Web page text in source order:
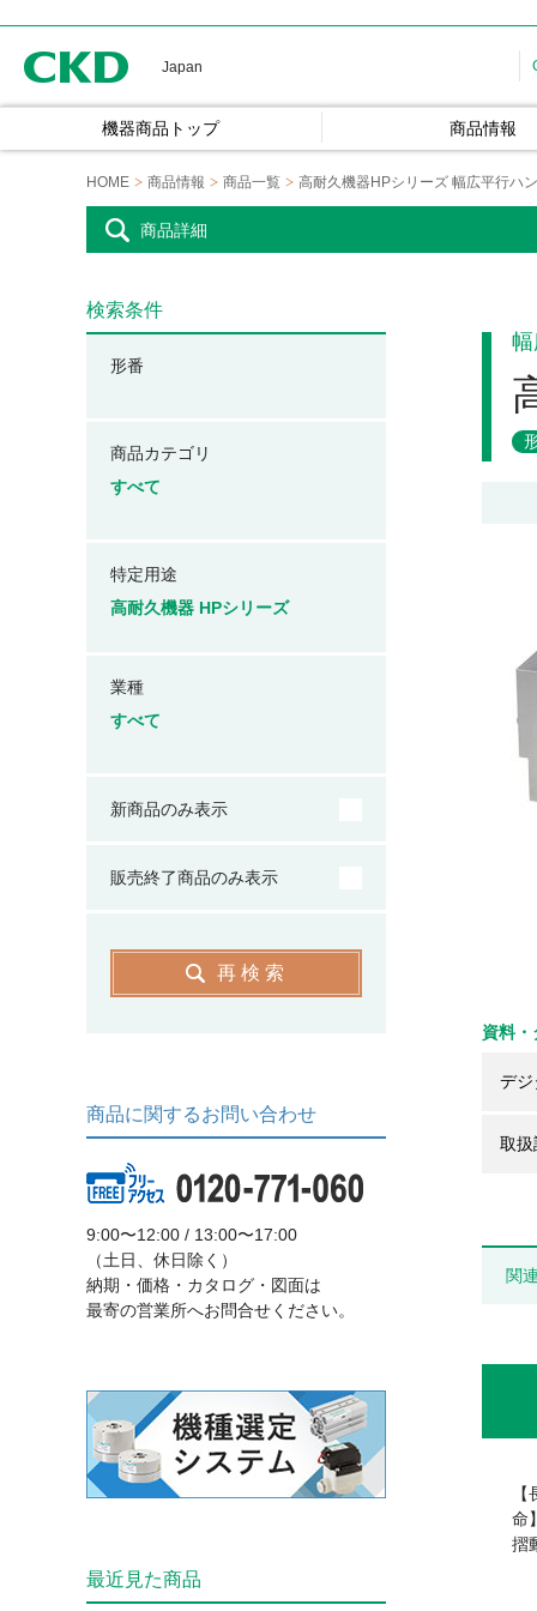
Japan
機器商品トップ 商品情報
HOME 商品情報 商品一覧 高耐久機器HPシリーズ 幅広平行ハ
商品詳細
資料・
デジ
取扱
関
摺
検索条件
形番
商品カテゴリ
すべて
特定用途
高耐久機器 HPシリーズ
業種
すべて
新商品のみ表示
販売終了商品のみ表示
再検索
商品に関するお問い合わせ
9:00〜12:00 / 13:00〜17:00
（土日、休日除く）
納期・価格・カタログ・図面は
最寄の営業所へお問合せください。
最近見た商品